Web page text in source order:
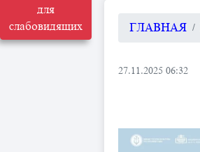
для
слабовидящих
ГЛАВНАЯ
27.11.2025 06:32